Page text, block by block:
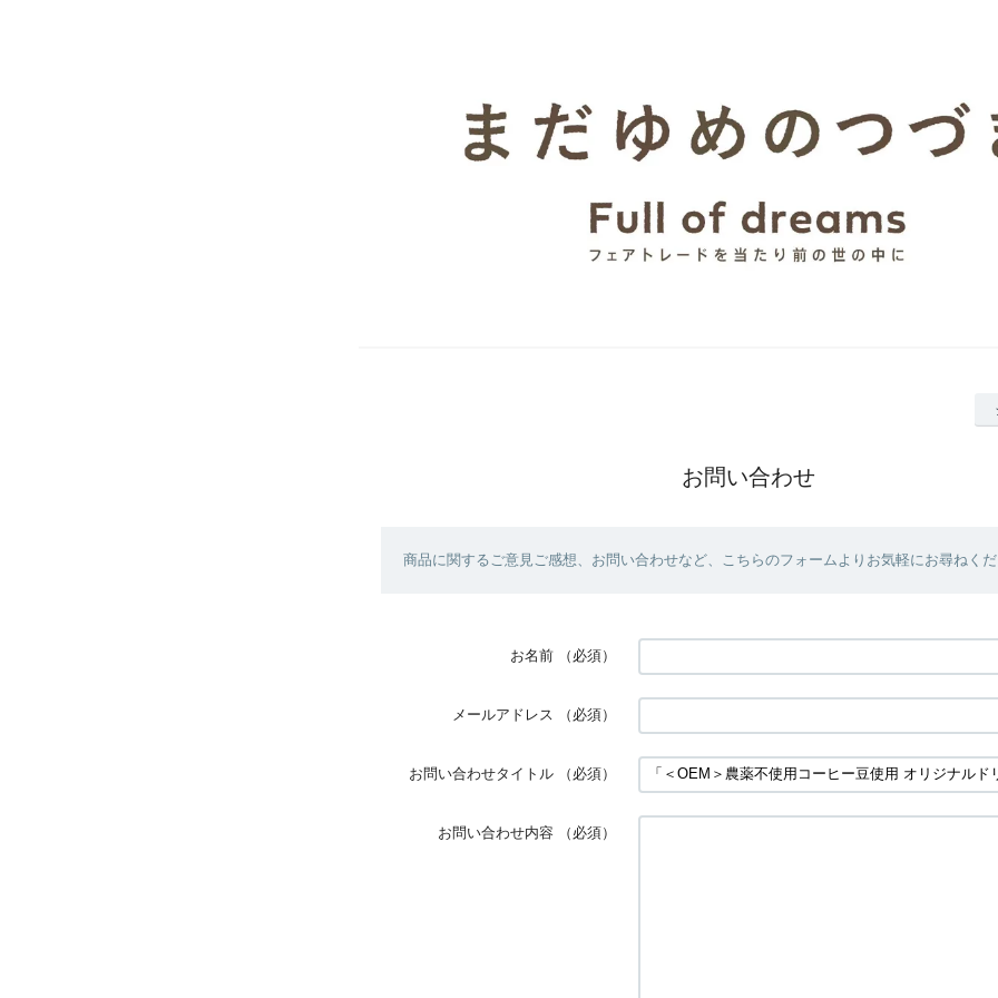
お問い合わせ
商品に関するご意見ご感想、お問い合わせなど、こちらのフォームよりお気軽にお尋ねく
お名前 （必須）
メールアドレス （必須）
お問い合わせタイトル （必須）
お問い合わせ内容 （必須）